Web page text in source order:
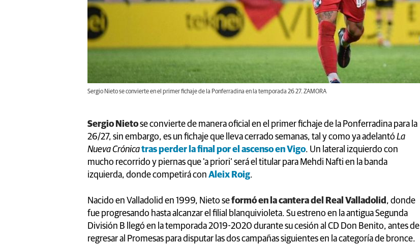
Sergio Nieto se convierte en el primer fichaje de la Ponferradina en la temporada 26 27. ZAMORA
Sergio Nietose convierte de manera oficial en el primer fichaje de la Ponferradina para la
26/27, sin embargo, es un fichaje que lleva cerrado semanas, tal y como ya adelantó La
Nueva Crónicatras perder la final por el ascenso en Vigo. Un lateral izquierdo con
mucho recorrido y piernas que 'a priori' será el titular para Mehdi Nafti en la banda
izquierda, donde competirá con Aleix Roig.
Nacido en Valladolid en 1999, Nieto seformó en la cantera del Real Valladolid , donde
fue progresando hasta alcanzar el filial blanquivioleta. Su estreno en la antigua Segunda
División B llegó en la temporada 2019-2020 durante su cesión al CD Don Benito, antes de
regresar al Promesas para disputar las dos campañas siguientes en la categoría de bronce.